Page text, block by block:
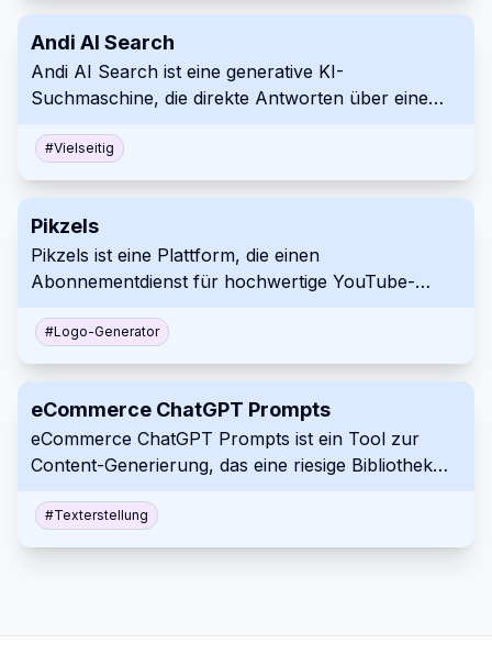
Andi AI Search
Andi AI Search ist eine generative KI-
Suchmaschine, die direkte Antworten über eine
synthetisiert Informationen aus mehreren Quellen
und bietet eine private und werbefreie Alternative
#Vielseitig
Pikzels
Pikzels ist eine Plattform, die einen
Abonnementdienst für hochwertige YouTube-
Designanfragen von erfahrenen Designern zu
einem festen monatlichen Preis. Dieser Dienst zielt
professioneller Video-Thumbnails zu vereinfachen
und zu beschleunigen.
#Logo-Generator
eCommerce ChatGPT Prompts
eCommerce ChatGPT Prompts ist ein Tool zur
Content-Generierung, das eine riesige Bibliothek
bietet Lösungen für eine breite Palette von E-
Commerce- und Marketing-Content-
#Texterstellung